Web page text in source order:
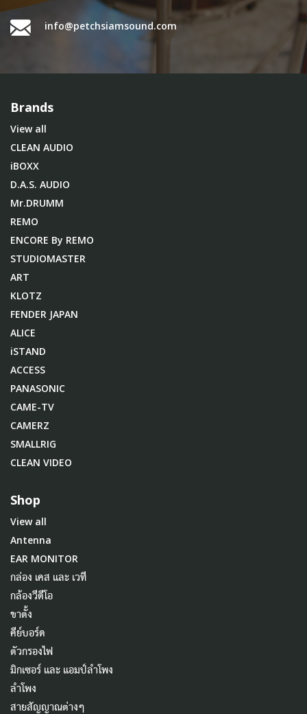
info@petchsiamsound.com
Brands
View all
CLEAN AUDIO
iBOXX
D.A.S. AUDIO
Mr.DRUMM
REMO
ENCORE By REMO
STUDIOMASTER
ART
KLOTZ
FENDER JAPAN
ALICE
iSTAND
ACCESS
PANASONIC
CAME-TV
CAMERZ
SMALLRIG
CLEAN VIDEO
Shop
View all
Antenna
EAR MONITOR
กล่อง เคส และ เวที
กล้องวีดีโอ
ขาตั้ง
คีย์บอร์ด
ตัวกรองไฟ
มิกเซอร์ และ แอมป์ลำโพง
ลำโพง
สายสัญญาณต่างๆ